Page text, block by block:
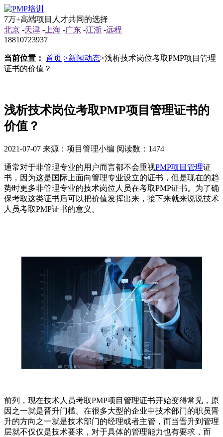
7万+高端项目人才共同的选择
北京 -天津 - 上海 -广东 -江浙 -远程
18810723937
当前位置： 首页 >新闻动态>浅析技术岗位考取PMP项目管理
证书的价值？
浅析技术岗位考取PMP项目管理证书的
价值？
2021-07-07 来源：项目管理小编 阅读数：1474
通常对于非管理专业的用户而言都不会重视PMP项目管理证
书，因为这是国际上面向管理专业设立的证书，但是现在的趋
势时更多非管理专业的技术岗位人员在考取PMP证书。为了确
保考取这类证书后可以把价值发挥出来，接下来就来说说技术
人员考取PMP证书的意义。
前列，现在技术人员考取PMP项目管理证书开始变得常见，原
因之一就是晋升门槛。在很多大型的企业中技术部门的职员晋
升的方向之一就是技术部门的经理或者主管，而当晋升到管理
层就不仅仅是技术要求，对于具体的管理能力也有要求，而